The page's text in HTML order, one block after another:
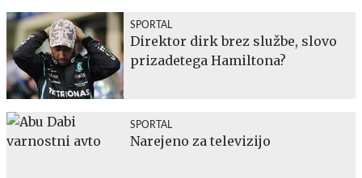
SPORTAL
Direktor dirk brez službe, slovo
prizadetega Hamiltona?
SPORTAL
Narejeno za televizijo